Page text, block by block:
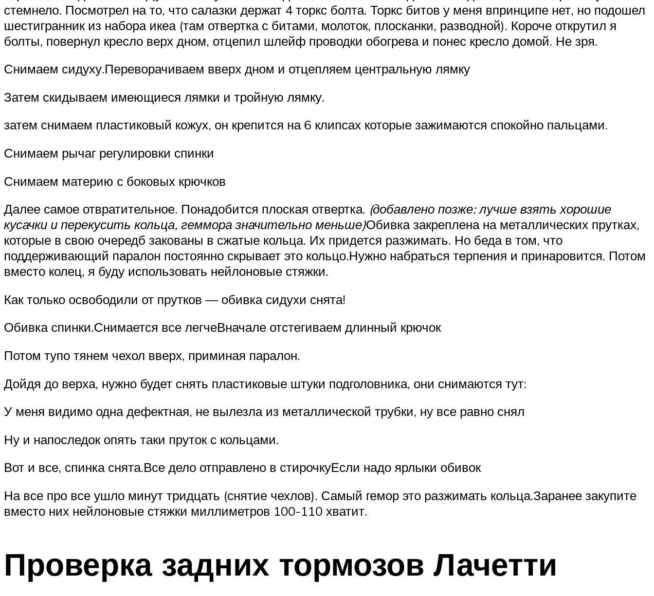
стемнело. Посмотрел на то, что салазки держат 4 торкс болта. Торкс битов у меня впринципе нет, но подошел
шестигранник из набора икеа (там отвертка с битами, молоток, плосканки, разводной). Короче открутил я
болты, повернул кресло верх дном, отцепил шлейф проводки обогрева и понес кресло домой. Не зря.
Снимаем сидуху.Переворачиваем вверх дном и отцепляем центральную лямку
Затем скидываем имеющиеся лямки и тройную лямку.
затем снимаем пластиковый кожух, он крепится на 6 клипсах которые зажимаются спокойно пальцами.
Снимаем рычаг регулировки спинки
Снимаем материю с боковых крючков
Далее самое отвратительное. Понадобится плоская отвертка. (добавлено позже: лучше взять хорошие
кусачки и перекусить кольца, геммора значительно меньше)Обивка закреплена на металлических прутках,
которые в свою очередб закованы в сжатые кольца. Их придется разжимать. Но беда в том, что
поддерживающий паралон постоянно скрывает это кольцо.Нужно набраться терпения и принаровится. Потом
вместо колец, я буду использовать нейлоновые стяжки.
Как только освободили от прутков — обивка сидухи снята!
Обивка спинки.Снимается все легчеВначале отстегиваем длинный крючок
Потом тупо тянем чехол вверх, приминая паралон.
Дойдя до верха, нужно будет снять пластиковые штуки подголовника, они снимаются тут:
У меня видимо одна дефектная, не вылезла из металлической трубки, ну все равно снял
Ну и напоследок опять таки пруток с кольцами.
Вот и все, спинка снята.Все дело отправлено в стирочкуЕсли надо ярлыки обивок
На все про все ушло минут тридцать (снятие чехлов). Самый гемор это разжимать кольца.Заранее закупите
вместо них нейлоновые стяжки миллиметров 100-110 хватит.
Проверка задних тормозов Лачетти